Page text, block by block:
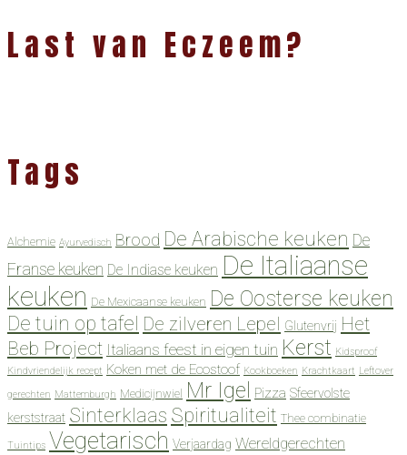
Last van Eczeem?
Tags
Alchemie Ayurvedisch Brood De Arabische keuken De
Franse keuken De Indiase keuken De Italiaanse
keuken De Mexicaanse keuken De Oosterse keuken
De tuin op tafel De zilveren Lepel Glutenvrij Het
Beb Project Italiaans feest in eigen tuin Kerst Kidsproof
Kindvriendelijk recept Koken met de Ecostoof Kookboeken Krachtkaart Leftover
gerechten Mattemburgh Medicijnwiel Mr Igel Pizza Sfeervolste
kerststraat Sinterklaas Spiritualiteit Thee combinatie
Tuintips Vegetarisch Verjaardag Wereldgerechten